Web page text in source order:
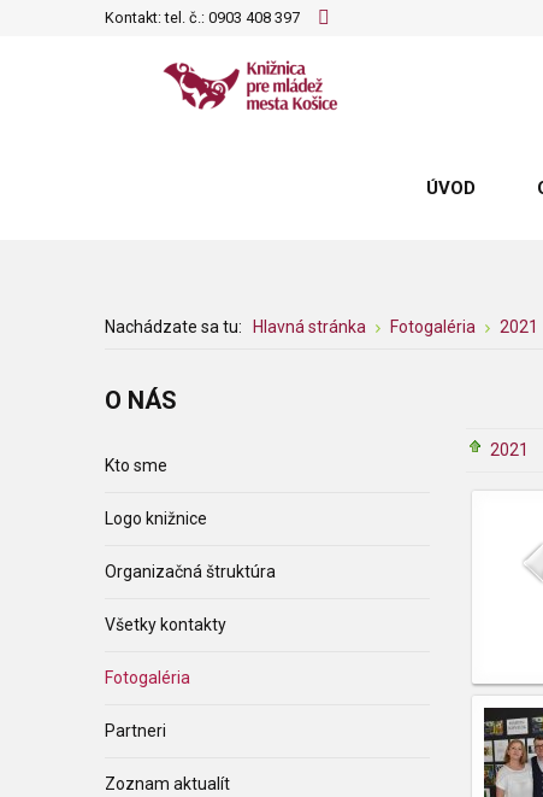
Kontakt: tel. č.: 0903 408 397
ÚVOD
Nachádzate sa tu: Hlavná stránka Fotogaléria 2021
2021
O NÁS
Kto sme
Logo knižnice
Organizačná štruktúra
Všetky kontakty
Fotogaléria
Partneri
Zoznam aktualít